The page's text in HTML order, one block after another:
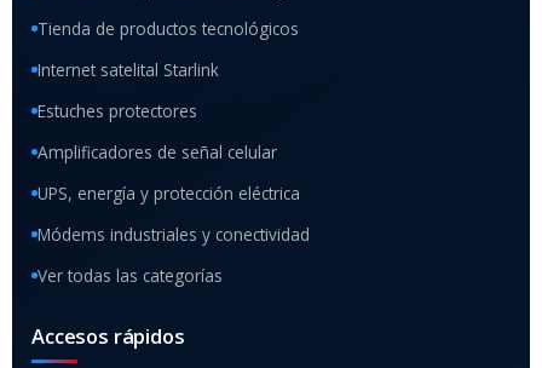
Tienda de productos tecnológicos
Internet satelital Starlink
Estuches protectores
Amplificadores de señal celular
UPS, energía y protección eléctrica
Módems industriales y conectividad
Ver todas las categorías
Accesos rápidos